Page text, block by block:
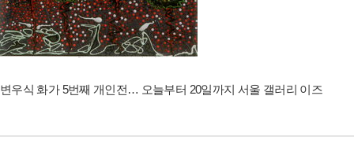
변우식 화가 5번째 개인전… 오늘부터 20일까지 서울 갤러리 이즈